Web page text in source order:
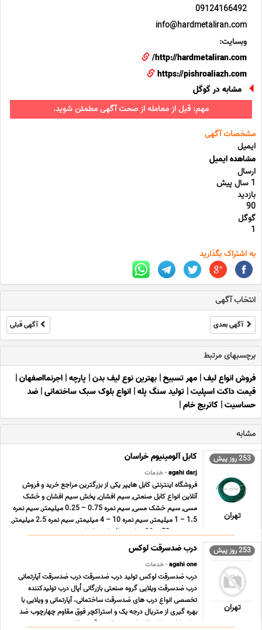
09124166492
وبسایت:
http://hardmetaliran.com/
https://pishroaliazh.com
مشابه در گوگل
مهم: قبل از معامله از صحت آگهی مطمئن شوید.
مشخصات آگهی
ایمیل
مشاهده ایمیل
ارسال
1 سال پیش
بازدید
90
گوگل
1
به اشتراک بگذارید
انتخاب آگهی
آگهی بعدی آگهی قبلی
برچسبهای مرتبط
فروش انواع لیف| مهر تسبیح| بهترین نوع لیف بدن| پارچه| اجرنمااصفهان|
قیمت داکت اسپلیت| تولید سنگ پله| انواع بلوک سبک ساختمانی| ضد
حساسیت| کاتریج خام|
مشابه
253 روز پیش
تهران
کابل آلومینیوم خراسان
agahi darj- خدمات
فروشگاه اینترنتی کابل هایپر یکی از بزرگترین مراجع خرید و فروش
آنلاین انواع کابل صنعتی, سیم افشان, پخش سیم افشان و خشک
مسی, سیم خشک مسی, سیم نمره 0.75 – 0.25 میلیمتر, سیم نمره
1.5 – 1 میلیمتر, سیم نمره 10 – 4 میلیمتر, سیم نمره 2.5 میلیمتر,
سیم نمره 50 – 16 میلیمتر افشان و خشک زمین ... ...
253 روز پیش
تهران
درب ضدسرقت لوکس
agahi one- خدمات
درب ضدسرقت لوکس تولید درب ضدسرقت درب ضدسرقت آپارتمانی
درب ضدسرقت ویلایی گروه صنعتی بازرگانی اُپال درب تولیدکننده
تخصصی انواع درب های ضدسرقت ساختمانی، آپارتمانی و ویلایی با
بهره گیری از متریال درجه یک و استراکچر فوق مقاوم چهارچوب ضد
دیلم با استحکام بالا تولید درب ضدسرقت سفارش ... ...